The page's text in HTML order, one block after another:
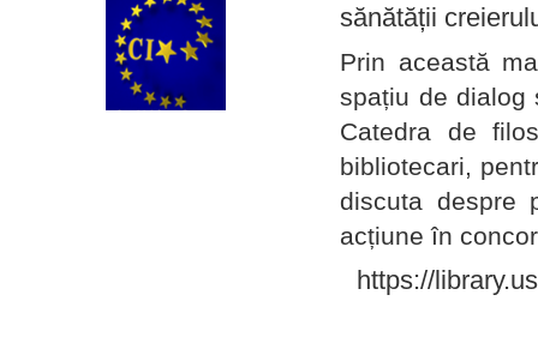
sănătății
Prin această
spațiu de dialog
Catedra de
bibliotecari,
discuta despre
acțiune în
https://